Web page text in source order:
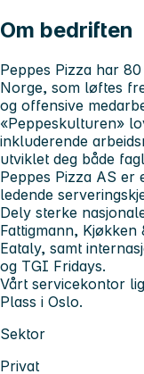
Om bedriften
Peppes Pizza har
Norge, som løftes
og offensive
«Peppeskulturen»
inkluderende
utviklet deg både
Peppes Pizza AS er
ledende
Dely sterke
Fattigmann,
Eataly, samt
og TGI Fridays.
Vårt servicekontor
Plass i Oslo.
Sektor
Privat